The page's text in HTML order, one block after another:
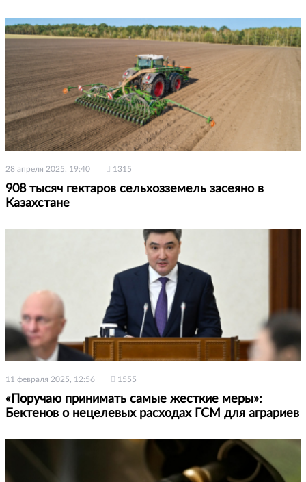
28 апреля 2025, 19:40 1315
908 тысяч гектаров сельхозземель засеяно в
Казахстане
11 февраля 2025, 12:56 1555
«Поручаю принимать самые жесткие меры»:
Бектенов о нецелевых расходах ГСМ для аграриев